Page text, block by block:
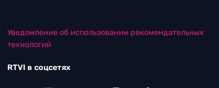
Уведомление об использовании рекомендательных
технологий
RTVI в соцсетях